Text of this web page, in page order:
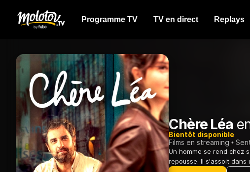
Programme TV TV en direct Replays
Chère Léa
Bientôt disponible
Films en streaming
Un homme se rend chez
repousse. Il s'assoit